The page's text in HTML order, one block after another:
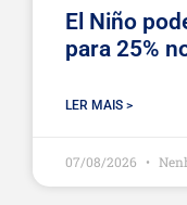
El Niño
para 25%
LER MAIS >
07/08/2026